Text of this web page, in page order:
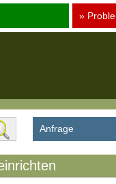
»
Anfrage